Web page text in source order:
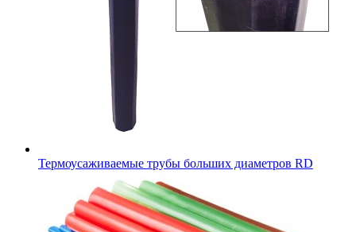
Термоусаживаемые трубы больших диаметров RD